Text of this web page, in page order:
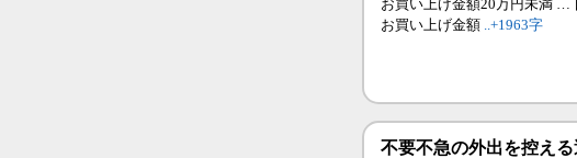
お買い上げ金額20万円未満 …
お買い上げ金額 ..+1963字
不要不急の外出を控え